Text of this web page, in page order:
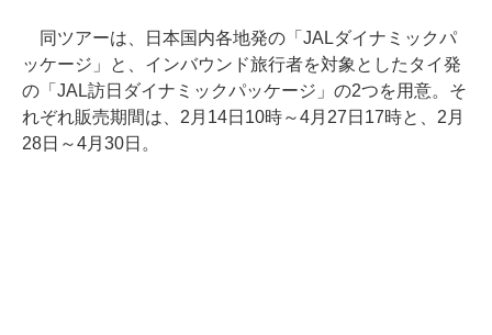
同ツアーは、日本国内各地発の「JALダイナミックパ
ッケージ」と、インバウンド旅行者を対象としたタイ発
の「JAL訪日ダイナミックパッケージ」の2つを用意。そ
れぞれ販売期間は、2月14日10時～4月27日17時と、2月
28日～4月30日。